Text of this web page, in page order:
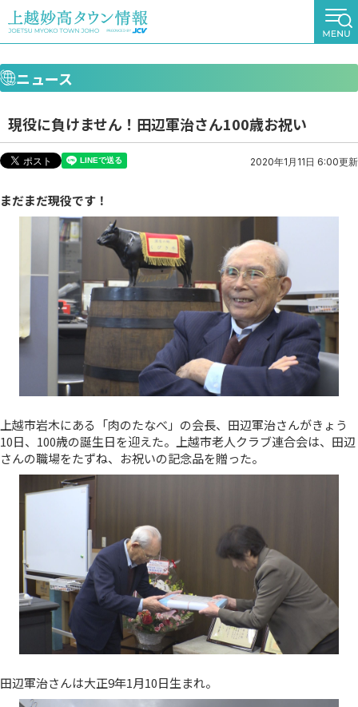
ニュース
現役に負けません！田辺軍治さん100歳お祝い
2020年1月11日 6:00更新
まだまだ現役です！
上越市岩木にある「肉のたなべ」の会長、田辺軍治さんがきょう
10日、100歳の誕生日を迎えた。上越市老人クラブ連合会は、田辺
さんの職場をたずね、お祝いの記念品を贈った。
田辺軍治さんは大正9年1月10日生まれ。